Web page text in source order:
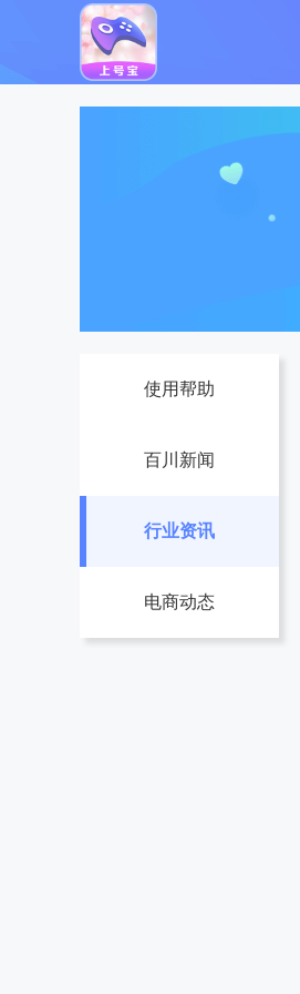
使用帮助
百川新闻
行业资讯
电商动态